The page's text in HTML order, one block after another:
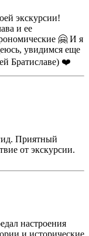
экскурсии!
и ее
🤗 И я
увидимся еще
Братиславе) ❤️
Приятный
от экскурсии.
настроения
и исторические